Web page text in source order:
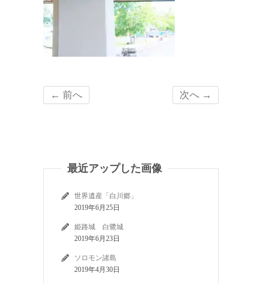
← 前へ 次へ →
最近アップした画像
世界遺産「白川郷」
2019年6月25日
姫路城 白鷺城
2019年6月23日
ソロモン諸島
2019年4月30日